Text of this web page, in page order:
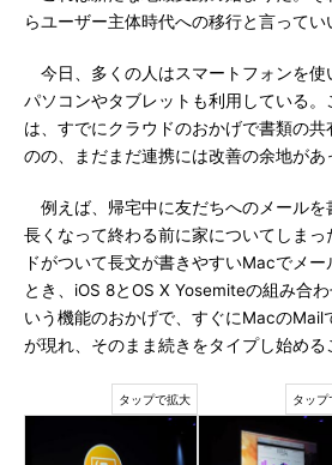
らユーザー主体時代への移行と言ってい
今日、多くの人はスマートフォンを使
パソコンやタブレットも利用している
は、すでにクラウドのおかげで書類の
のの、まだまだ連携には改善の余地があ
例えば、帰宅中に友だちへのメールを
長くなって終わる前に家についてしま
ドがついて長文が書きやすいMacでメ
とき、iOS 8とOS X Yosemiteの組み合
いう機能のおかげで、すぐにMacのMail
が現れ、そのまま続きをタイプし始める